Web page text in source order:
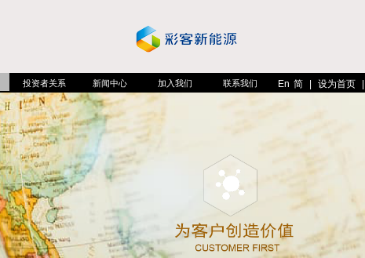
投资者关系 新闻中心 加入我们 联系我们 En 简 设为首页